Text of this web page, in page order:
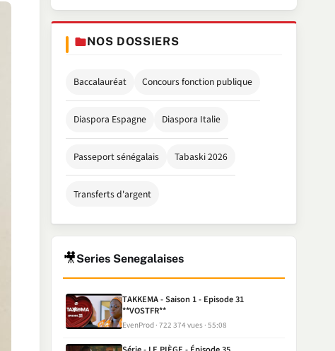
NOS DOSSIERS
Baccalauréat Concours fonction publique
Diaspora Espagne Diaspora Italie
Passeport sénégalais Tabaski 2026
Transferts d'argent
🎥Series Senegalaises
TAKKEMA - Saison 1 - Episode 31
**VOSTFR**
EvenProd 722 374 vues 55:08